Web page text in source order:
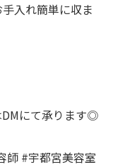
入れ簡単に収ま
DMにて承ります◎
師 #宇都宮美容室